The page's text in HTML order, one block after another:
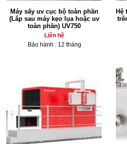
Máy sấy uv cục bộ toàn phần
(Lắp sau máy kẹo lụa hoặc uv
toàn phần) UV750
Liên hệ
Bảo hành : 12 tháng
Hệ